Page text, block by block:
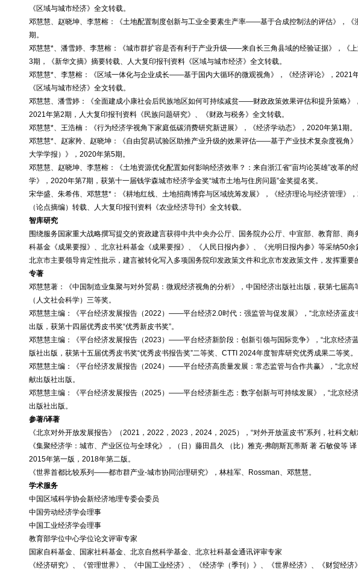
《区域与城市经济》全文转载。
邓慧慧、赵晓坤、李慧榕：《土地配置制度创新与工业全要素生产率——基于合成控制法的评估》，《
期。
邓慧慧*、潘雪婷、李慧榕：《城市群扩容是否有利于产业升级——来自长三角县域的经验证据》，《
3期，《新华文摘》摘要转载、人大复印报刊资料《区域与城市经济》全文转载。
邓慧慧*、李慧榕：《区域一体化与企业成长——基于国内大循环的微观视角》，《经济评论》，2021
《区域与城市经济》全文转载。
邓慧慧、潘雪婷：《全面建成小康社会后民族地区如何可持续减贫——财政政策效果评估和提升策略》
2021年第2期，人大复印报刊资料《民族问题研究》、《财政与税务》全文转载。
邓慧慧*、王浩楠：《行为经济学视角下家庭低碳消费研究新进展》，《经济学动态》，2020年第1期。
邓慧慧*、赵家羚、赵晓坤：《自由贸易试验区助推产业升级的效果评估——基于产业技术复杂度视角
大学学报）》，2020年第5期。
邓慧慧、赵晓坤、李慧榕：《土地资源优化配置如何影响经济效率？：来自浙江省“亩均论英雄”改革的
学》，2020年第7期，获第十一届钱学森城市经济学金奖“城市土地与住房问题”金奖提名奖。
宋华盛、朱希伟、邓慧慧*：《耕地红线、土地招商博弈与区域统筹发展》，《经济理论与经济管理》
（论点摘编）转载、人大复印报刊资料《农业经济导刊》全文转载。
智库研究
围绕服务国家重大战略撰写提交的资政建言获得中共中央办公厅、国务院办公厅、中宣部、教育部、商
科基金《成果要报》、北京社科基金《成果要报》、《人民日报内参》、《光明日报内参》等采纳50
北京市主要领导肯定性批示，建言被转化写入多项国务院印发政策文件和北京市发政策文件，发挥重要
专著
邓慧慧著：《中国制造业集聚与对外贸易：微观经济视角的分析》，中国经济出版社出版，获第七届高
（人文社会科学）三等奖。
邓慧慧主编：《平台经济发展报告（2022）——平台经济2.0时代：强监管与促发展》，“北京经济蓝皮
出版，获第十四届优秀皮书奖“优秀新皮书奖”。
邓慧慧主编：《平台经济发展报告（2023）——平台经济新阶段：创新引领与国际竞争》，“北京经济
版社出版，获第十五届优秀皮书奖“优秀皮书报告奖”二等奖、CTTI 2024年度智库研究优秀成果二等奖。
邓慧慧主编：《平台经济发展报告（2024）——平台经济高质量发展：常态监管与合作共赢》，“北京
献出版社出版。
邓慧慧主编：《平台经济发展报告（2025）——平台经济新生态：数字创新与可持续发展》，“北京经
出版社出版。
参著/译著
《北京对外开放发展报告》（2021，2022，2023，2024，2025），“对外开放蓝皮书”系列，社科文献
《集聚经济学：城市、产业区位与全球化》，（日）藤田昌久 （比）雅克-弗朗斯瓦蒂斯 著 石敏俊等
2015年第一版，2018年第二版。
《世界首都比较系列——都市群产业-城市协同治理研究》，林桂军、Rossman、邓慧慧。
学术服务
中国区域科学协会新经济地理专委会委员
中国劳动经济学会理事
中国工业经济学会理事
教育部学位中心学位论文评审专家
国家自科基金、国家社科基金、北京自然科学基金、北京社科基金通讯评审专家
《经济研究》、《管理世界》、《中国工业经济》、《经济学（季刊）》、《世界经济》、《财贸经济